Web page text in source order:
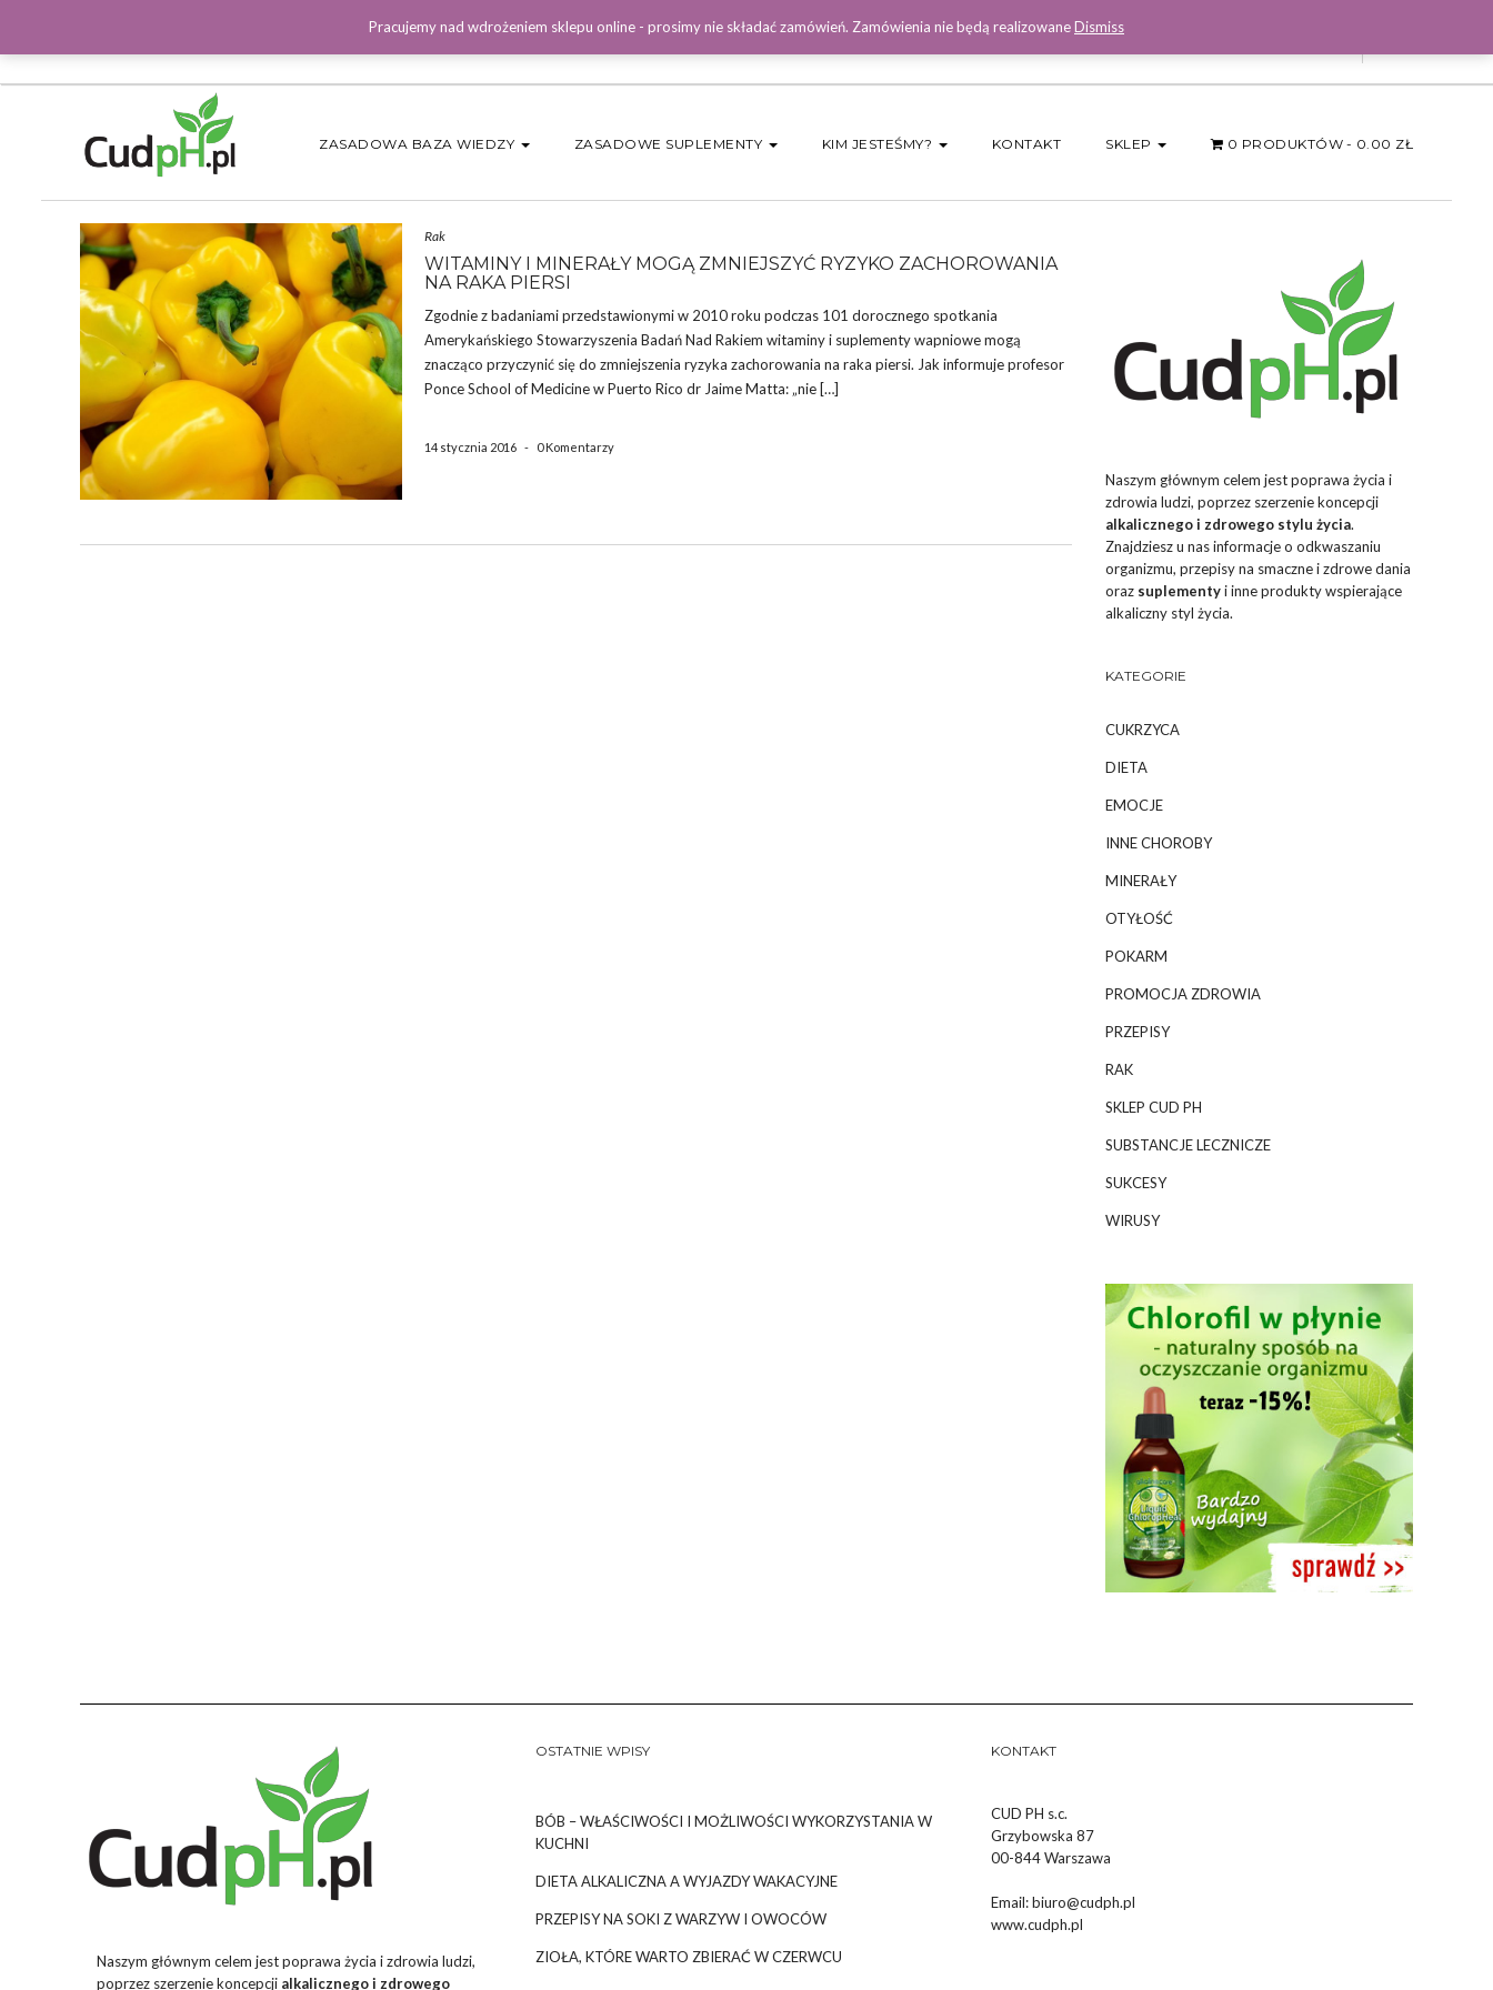
ZASADOWA BAZA WIEDZY ZASADOWE SUPLEMENTY KIM JESTEŚMY? KONTAKT SKLEP 0 PRODUKTÓW 0.00 ZŁ
Rak
WITAMINY I MINERAŁY MOGĄ ZMNIEJSZYĆ RYZYKO ZACHOROWANIA
NA RAKA PIERSI
Zgodnie z badaniami przedstawionymi w 2010 roku podczas 101 dorocznego spotkania
Amerykańskiego Stowarzyszenia Badań Nad Rakiem witaminy i suplementy wapniowe mogą
znacząco przyczynić się do zmniejszenia ryzyka zachorowania na raka piersi. Jak informuje profesor
Ponce School of Medicine w Puerto Rico dr Jaime Matta: „nie […]
14 stycznia 2016 - 0 Komentarzy
Naszym głównym celem jest poprawa życia i
zdrowia ludzi, poprzez szerzenie koncepcji
alkalicznego i zdrowego stylu życia.
Znajdziesz u nas informacje o odkwaszaniu
organizmu, przepisy na smaczne i zdrowe dania
oraz suplementyi inne produkty wspierające
alkaliczny styl życia.
KATEGORIE
CUKRZYCA
DIETA
EMOCJE
INNE CHOROBY
MINERAŁY
OTYŁOŚĆ
POKARM
PROMOCJA ZDROWIA
PRZEPISY
RAK
SKLEP CUD PH
SUBSTANCJE LECZNICZE
SUKCESY
WIRUSY
Naszym głównym celem jest poprawa życia i zdrowia ludzi,
poprzez szerzenie koncepcji alkalicznego i zdrowego
OSTATNIE WPISY
BÓB – WŁAŚCIWOŚCI I MOŻLIWOŚCI WYKORZYSTANIA W
KUCHNI
DIETA ALKALICZNA A WYJAZDY WAKACYJNE
PRZEPISY NA SOKI Z WARZYW I OWOCÓW
ZIOŁA, KTÓRE WARTO ZBIERAĆ W CZERWCU
KONTAKT
CUD PH s.c.
Grzybowska 87
00-844 Warszawa
Email:biuro@cudph.pl
www.cudph.pl
Pracujemy nad wdrożeniem sklepu online - prosimy nie składać zamówień. Zamówienia nie będą realizowaneDismiss